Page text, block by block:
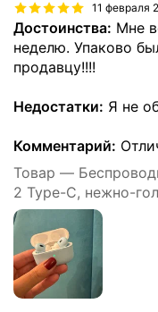
11 февраля
Достоинства: Мне
неделю. Упаково
продавцу!!!!
Недостатки: Я не
Комментарий:
Товар —
2 Type-C, нежно-